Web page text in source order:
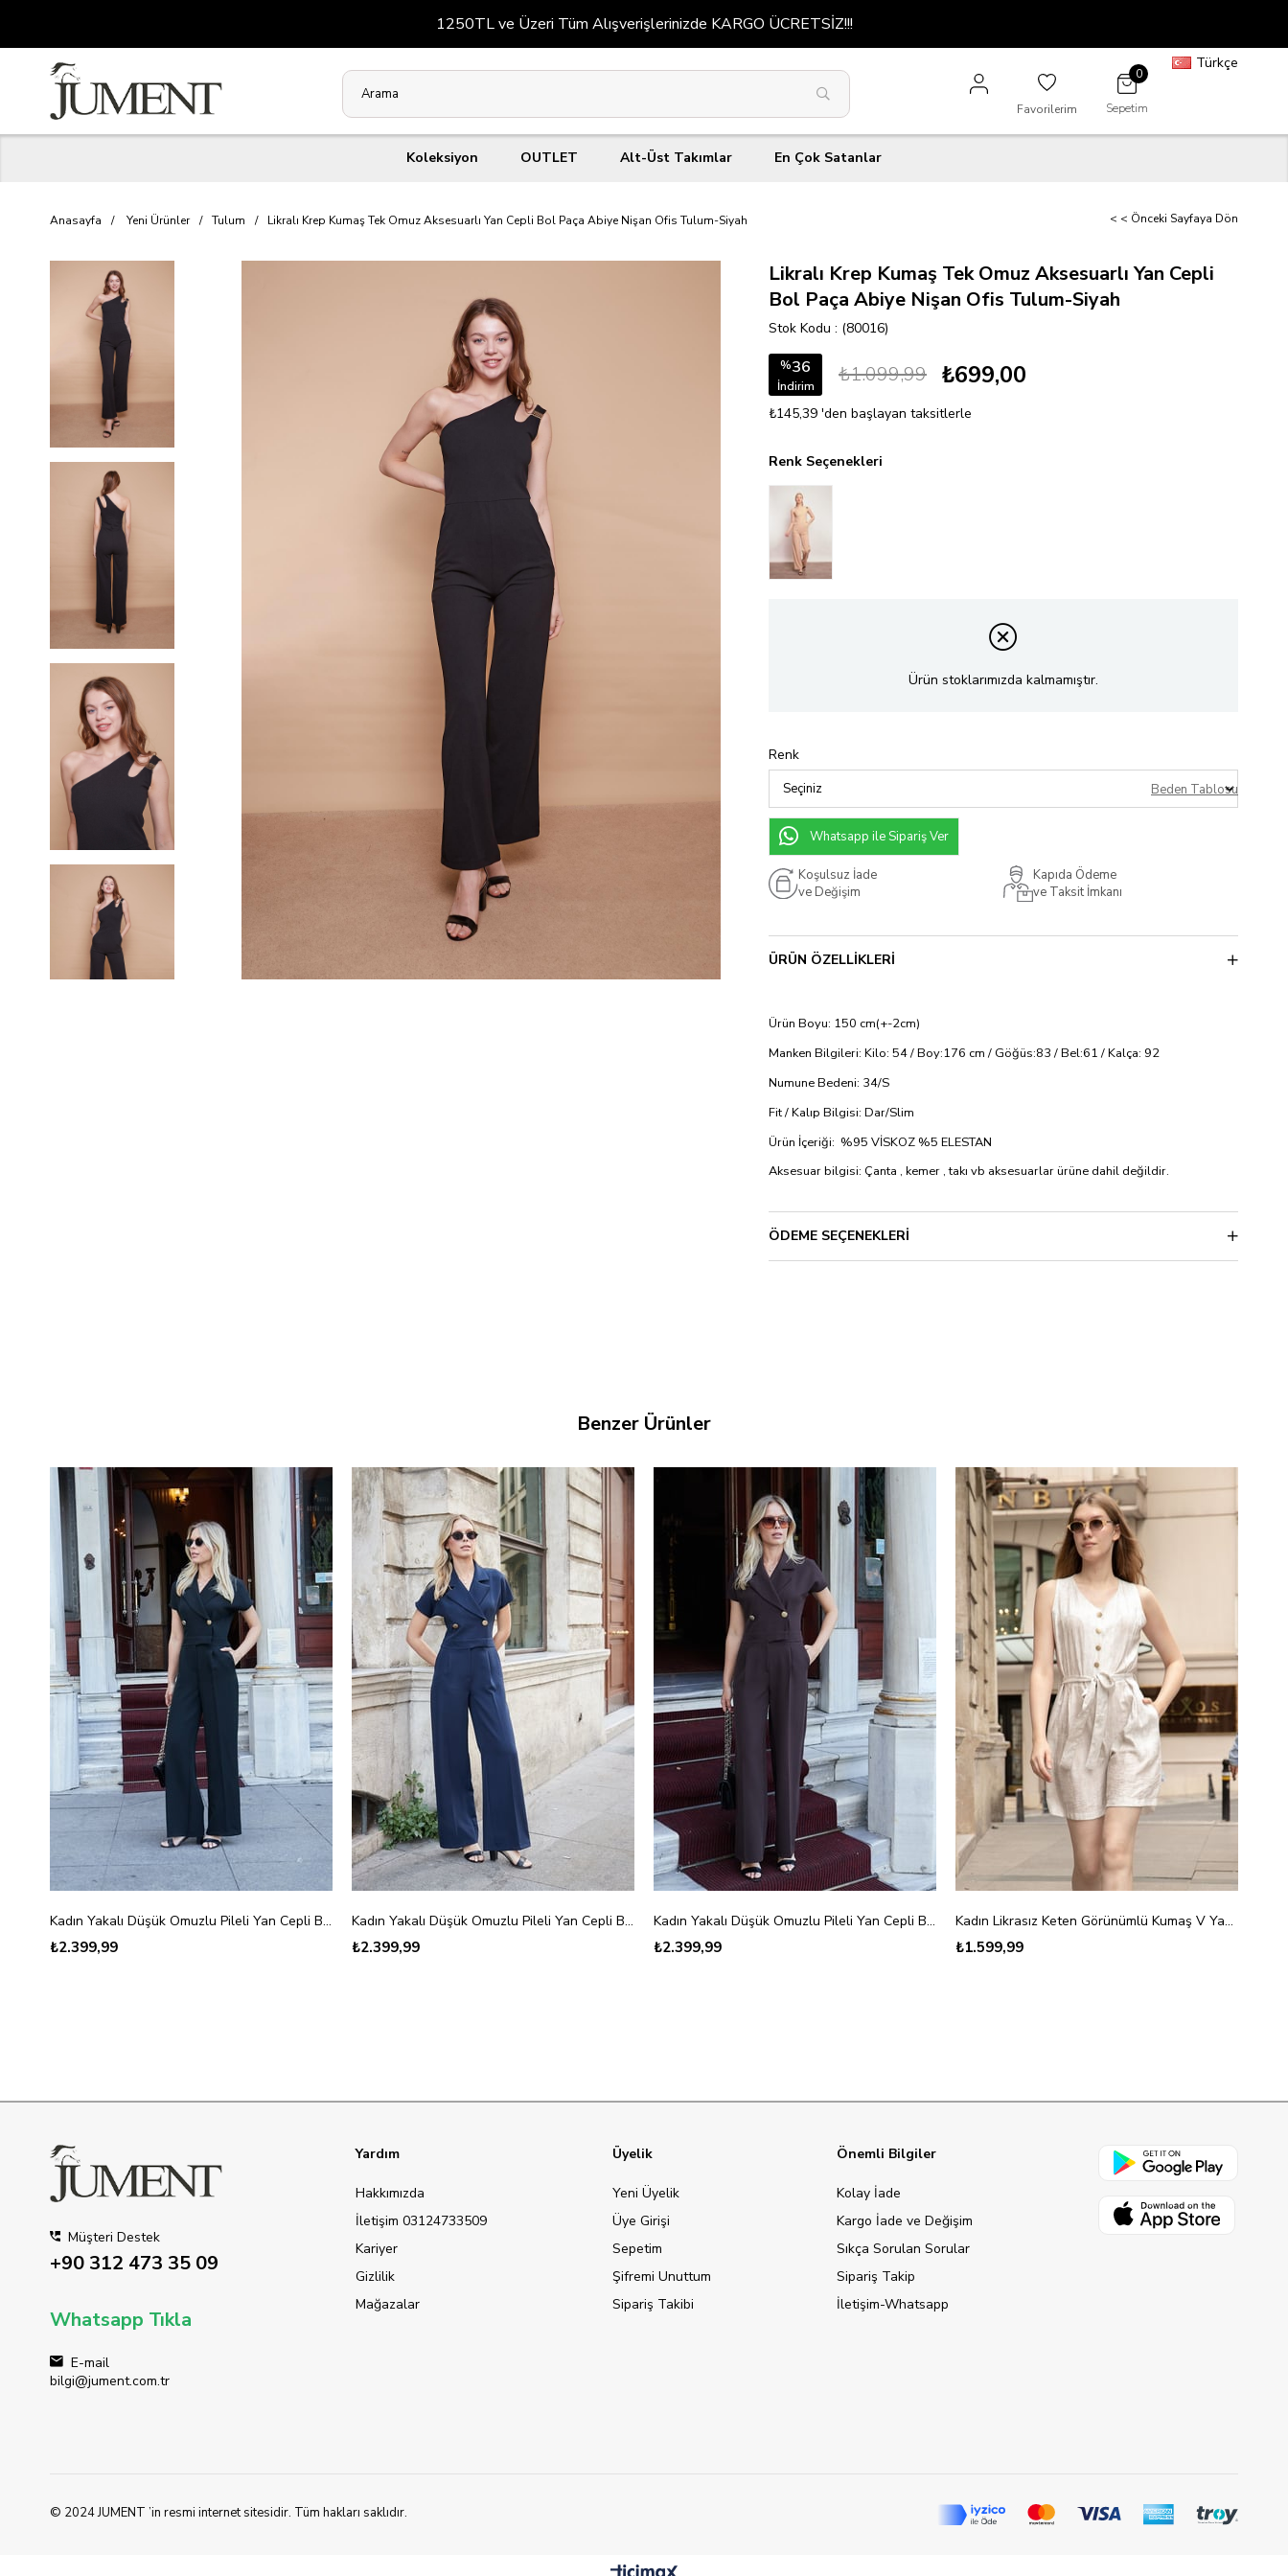
Kredi kartına 2-5 taksit
Türkçe
Sepetim
0
Favorilerim
Koleksiyon OUTLET Alt-Üst Takımlar En Çok Satanlar
Anasayfa Yeni Ürünler Tulum Likralı Krep Kumaş Tek Omuz Aksesuarlı Yan Cepli Bol Paça Abiye Nişan Ofis Tulum-Siyah < < Önceki Sayfaya Dön
Likralı Krep Kumaş Tek Omuz Aksesuarlı Yan Cepli
Bol Paça Abiye Nişan Ofis Tulum-Siyah
Stok Kodu (80016)
%36
İndirim ₺1.099,99 ₺699,00
₺145,39 'den başlayan taksitlerle
Renk Seçenekleri
Ürün stoklarımızda kalmamıştır.
Renk
Beden Tablosu
Whatsapp ile Sipariş Ver
Koşulsuz İade
ve Değişim
Kapıda Ödeme
ve Taksit İmkanı
ÜRÜN ÖZELLIKLERI
Ürün Boyu: 150 cm(+-2cm)
Manken Bilgileri: Kilo: 54 / Boy:176 cm / Göğüs:83 / Bel:61 / Kalça: 92
Numune Bedeni: 34/S
Fit / Kalıp Bilgisi: Dar/Slim
Ürün İçeriği: %95 VİSKOZ %5 ELESTAN
Aksesuar bilgisi: Çanta , kemer , takı vb aksesuarlar ürüne dahil değildir.
ÖDEME SEÇENEKLERI
Benzer Ürünler
Kadın Yakalı Düşük Omuzlu Pileli Yan Cepli Bol Paça Tulum-Siyah
₺2.399,99
Kadın Yakalı Düşük Omuzlu Pileli Yan Cepli Bol Paça Tulum-Lacivert
₺2.399,99
Kadın Yakalı Düşük Omuzlu Pileli Yan Cepli Bol Paça Tulum-Kahve
₺2.399,99
Kadın Likrasız Keten Görünümlü Kumaş V Yaka Kolsuz Şort Tulum-Krem
₺1.599,99
Müşteri Destek
+90 312 473 35 09
Whatsapp Tıkla
E-mail
bilgi@jument.com.tr
Yardım
Hakkımızda
İletişim 03124733509
Kariyer
Gizlilik
Mağazalar
Üyelik
Yeni Üyelik
Üye Girişi
Sepetim
Şifremi Unuttum
Sipariş Takibi
Önemli Bilgiler
Kolay İade
Kargo İade ve Değişim
Sıkça Sorulan Sorular
Sipariş Takip
İletişim-Whatsapp
© 2024 JUMENT ’in resmi internet sitesidir. Tüm hakları saklıdır.